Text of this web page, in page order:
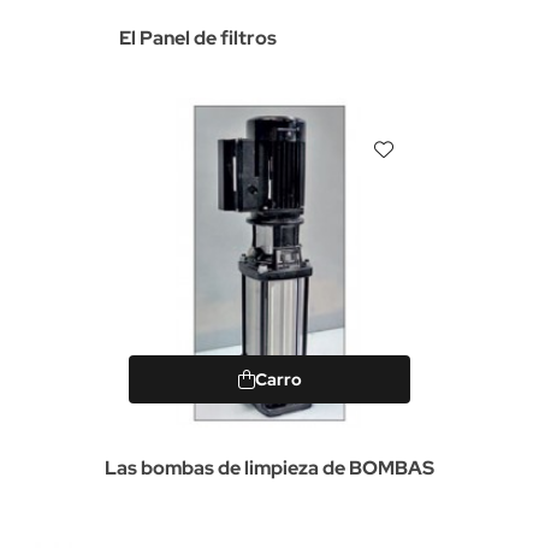
El Panel de filtros
Carro
Las bombas de limpieza de BOMBAS